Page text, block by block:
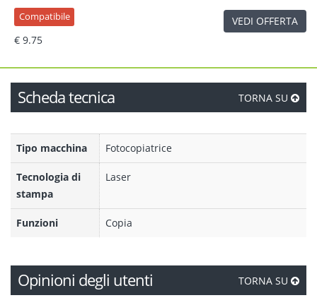
Compatibile
€ 9.75
VEDI OFFERTA
Scheda tecnica TORNA SU
Tipo macchina Fotocopiatrice
Tecnologia di
stampa
Laser
Funzioni Copia
Opinioni degli utenti TORNA SU